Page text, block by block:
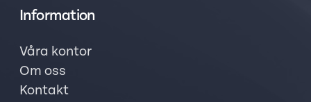
Information
Våra kontor
Om oss
Kontakt